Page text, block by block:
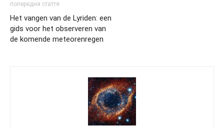
попередня стаття
Het vangen van de Lyriden: een
gids voor het observeren van
de komende meteorenregen